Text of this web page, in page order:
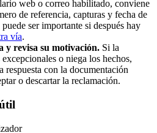
web o correo habilitado, conviene
de referencia, capturas y fecha de
ser importante si después hay
vía.
y revisa su motivación. Si la
o niega los hechos,
respuesta con la documentación
o descartar la reclamación.